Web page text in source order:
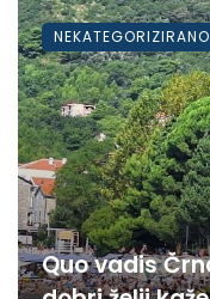
Quo vadis
NEKATEGORIZIRANO